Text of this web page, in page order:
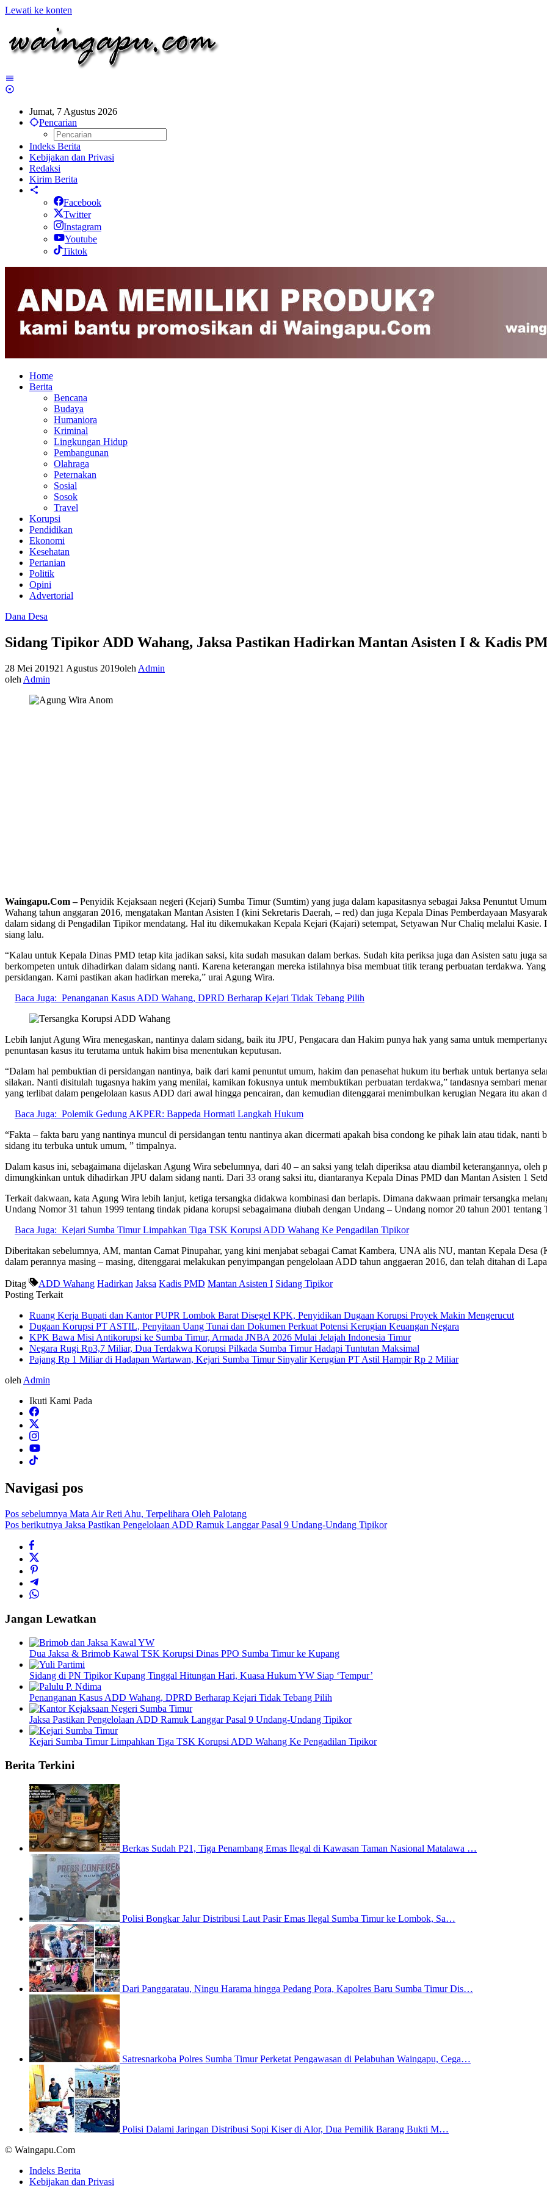
Lewati ke konten
Jumat, 7 Agustus 2026
Pencarian
Indeks Berita
Kebijakan dan Privasi
Redaksi
Kirim Berita
Facebook
Twitter
Instagram
Youtube
Tiktok
Home
Berita
Bencana
Budaya
Humaniora
Kriminal
Lingkungan Hidup
Pembangunan
Olahraga
Peternakan
Sosial
Sosok
Travel
Korupsi
Pendidikan
Ekonomi
Kesehatan
Pertanian
Politik
Opini
Advertorial
Dana Desa
Sidang Tipikor ADD Wahang, Jaksa Pastikan Hadirkan Mantan Asisten I & Kadis
28 Mei 201921 Agustus 2019oleh Admin
oleh Admin
Waingapu.Com –Penyidik Kejaksaan negeri (Kejari) Sumba Timur (Sumtim) yang juga dalam kapasitasnya sebagai Jaksa Penuntut
Wahang tahun anggaran 2016, mengatakan Mantan Asisten I (kini Sekretaris Daerah, – red) dan juga Kepala Dinas Pemberdayaan
dalam sidang di Pengadilan Tipikor mendatang. Hal itu dikemukakan Kepala Kejari (Kajari) setempat, Setyawan Nur Chaliq melalui
siang lalu.
“Kalau untuk Kepala Dinas PMD tetap kita jadikan saksi, kita sudah masukan dalam berkas. Sudah kita periksa juga dan Asisten satu juga
berkompeten untuk dihadirkan dalam sidang nanti. Karena keterangan mereka istilahnya bisa membuat titik terang perbuatan terdakwa.
persidangan. Kami pastikan akan hadirkan mereka,” urai Agung Wira.
Baca Juga: Penanganan Kasus ADD Wahang, DPRD Berharap Kejari Tidak Tebang Pilih
Lebih lanjut Agung Wira menegaskan, nantinya dalam sidang, baik itu JPU, Pengacara dan Hakim punya hak yang sama untuk
penuntasan kasus itu terutama untuk hakim bisa menentukan keputusan.
“Dalam hal pembuktian di persidangan nantinya, baik dari kami penuntut umum, hakim dan penasehat hukum itu berhak untuk bertanya
silakan. Nanti disitulah tugasnya hakim yang menilai, kamikan fokusnya untuk membuktikan perbuatan terdakwa,” tandasnya sembari
yang terlibat dalam pengelolaan kasus ADD dari awal hingga pencairan, dan kemudian ditenggarai menimbulkan kerugian Negara itu akan
Baca Juga: Polemik Gedung AKPER: Bappeda Hormati Langkah Hukum
“Fakta – fakta baru yang nantinya muncul di persidangan tentu nantinya akan dicermati apakah bisa condong ke pihak lain atau tidak,
sidang itu terbuka untuk umum, ” timpalnya.
Dalam kasus ini, sebagaimana dijelaskan Agung Wira sebelumnya, dari 40 – an saksi yang telah diperiksa atau diambil keterangannya,
dimungkinkan untuk dihadirkan JPU dalam sidang nanti. Dari 33 orang saksi itu, diantaranya Kepala Dinas PMD dan Mantan Asisten 1
Terkait dakwaan, kata Agung Wira lebih lanjut, ketiga tersangka didakwa kombinasi dan berlapis. Dimana dakwaan primair tersangka
Undang Nomor 31 tahun 1999 tentang tindak pidana korupsi sebagaimana diubah dengan Undang – Undang nomor 20 tahun 2001 tentang
Baca Juga: Kejari Sumba Timur Limpahkan Tiga TSK Korupsi ADD Wahang Ke Pengadilan Tipikor
Diberitakan sebelumnya, AM, mantan Camat Pinupahar, yang kini menjabat sebagai Camat Kambera, UNA alis NU, mantan Kepala Desa
dalam perannya masing – masing, ditenggarai melakukan penyimpangan pengelolaan ADD tahun anggaeran 2016, dan telah ditahan di
Ditag ADD Wahang Hadirkan Jaksa Kadis PMD Mantan Asisten I Sidang Tipikor
Posting Terkait
Ruang Kerja Bupati dan Kantor PUPR Lombok Barat Disegel KPK, Penyidikan Dugaan Korupsi Proyek Makin Mengerucut
Dugaan Korupsi PT ASTIL, Penyitaan Uang Tunai dan Dokumen Perkuat Potensi Kerugian Keuangan Negara
KPK Bawa Misi Antikorupsi ke Sumba Timur, Armada JNBA 2026 Mulai Jelajah Indonesia Timur
Negara Rugi Rp3,7 Miliar, Dua Terdakwa Korupsi Pilkada Sumba Timur Hadapi Tuntutan Maksimal
Pajang Rp 1 Miliar di Hadapan Wartawan, Kejari Sumba Timur Sinyalir Kerugian PT Astil Hampir Rp 2 Miliar
oleh Admin
Ikuti Kami Pada
Navigasi pos
Pos sebelumnya Mata Air Reti Ahu, Terpelihara Oleh Palotang
Pos berikutnya Jaksa Pastikan Pengelolaan ADD Ramuk Langgar Pasal 9 Undang-Undang Tipikor
Jangan Lewatkan
Dua Jaksa & Brimob Kawal TSK Korupsi Dinas PPO Sumba Timur ke Kupang
Sidang di PN Tipikor Kupang Tinggal Hitungan Hari, Kuasa Hukum YW Siap ‘Tempur’
Penanganan Kasus ADD Wahang, DPRD Berharap Kejari Tidak Tebang Pilih
Jaksa Pastikan Pengelolaan ADD Ramuk Langgar Pasal 9 Undang-Undang Tipikor
Kejari Sumba Timur Limpahkan Tiga TSK Korupsi ADD Wahang Ke Pengadilan Tipikor
Berita Terkini
Berkas Sudah P21, Tiga Penambang Emas Ilegal di Kawasan Taman Nasional Matalawa …
Polisi Bongkar Jalur Distribusi Laut Pasir Emas Ilegal Sumba Timur ke Lombok, Sa…
Dari Panggaratau, Ningu Harama hingga Pedang Pora, Kapolres Baru Sumba Timur Dis…
Satresnarkoba Polres Sumba Timur Perketat Pengawasan di Pelabuhan Waingapu, Cega…
Polisi Dalami Jaringan Distribusi Sopi Kiser di Alor, Dua Pemilik Barang Bukti M…
© Waingapu.Com
Indeks Berita
Kebijakan dan Privasi